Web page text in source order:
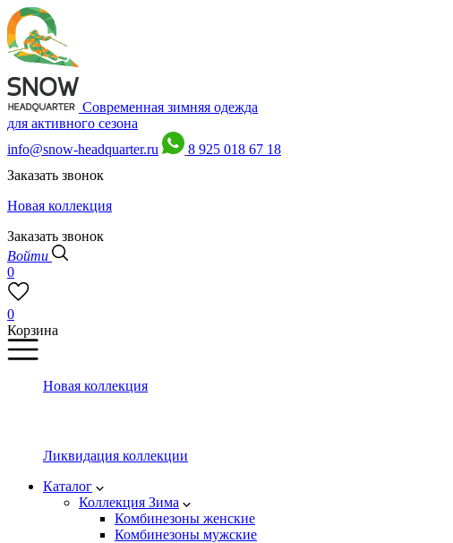
Современная зимняя одежда
для активного сезона
info@snow-headquarter.ru
8 925 018 67 18
Заказать звонок
Новая коллекция
Заказать звонок
Войти
0
0
Корзина
Новая коллекция
Ликвидация коллекции
Каталог
Коллекция Зима
Комбинезоны женские
Комбинезоны мужские